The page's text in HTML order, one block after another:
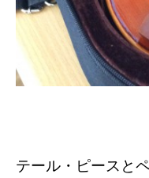
テール・ピースと